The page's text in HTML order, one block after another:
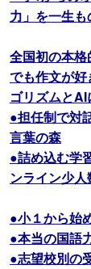
力」を一生も
全国初の本
でも作文が
ゴリズムとAI
●担任制で対
言葉の森
●詰め込む学
ンライン少人
●小１から始
●本当の国語
●志望校別の